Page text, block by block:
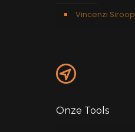
Vincenzi Siroop
Onze Tools